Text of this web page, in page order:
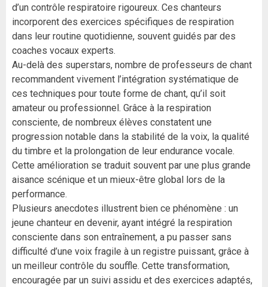
d’un contrôle respiratoire rigoureux. Ces chanteurs
incorporent des exercices spécifiques de respiration
dans leur routine quotidienne, souvent guidés par des
coaches vocaux experts.
Au-delà des superstars, nombre de professeurs de chant
recommandent vivement l’intégration systématique de
ces techniques pour toute forme de chant, qu’il soit
amateur ou professionnel. Grâce à la respiration
consciente, de nombreux élèves constatent une
progression notable dans la stabilité de la voix, la qualité
du timbre et la prolongation de leur endurance vocale.
Cette amélioration se traduit souvent par une plus grande
aisance scénique et un mieux-être global lors de la
performance.
Plusieurs anecdotes illustrent bien ce phénomène : un
jeune chanteur en devenir, ayant intégré la respiration
consciente dans son entraînement, a pu passer sans
difficulté d’une voix fragile à un registre puissant, grâce à
un meilleur contrôle du souffle. Cette transformation,
encouragée par un suivi assidu et des exercices adaptés,